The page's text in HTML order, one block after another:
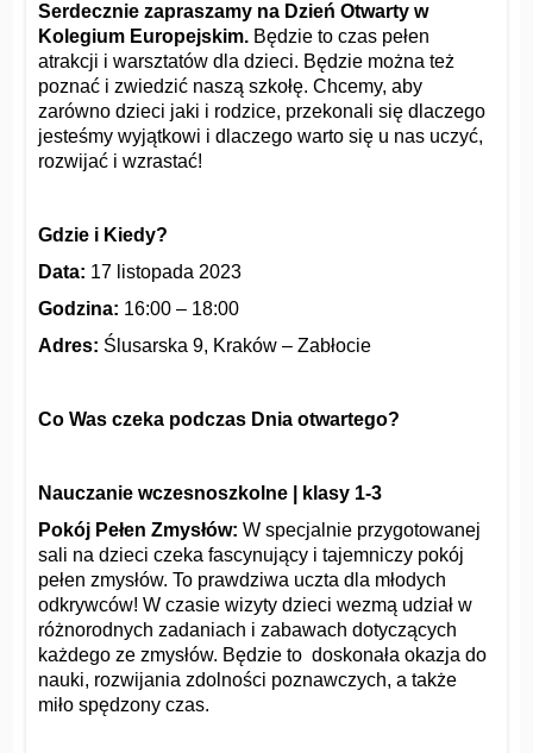
Serdecznie zapraszamy na Dzień Otwarty w
Kolegium Europejskim. Będzie to czas pełen
atrakcji i warsztatów dla dzieci. Będzie można też
poznać i zwiedzić naszą szkołę. Chcemy, aby
zarówno dzieci jaki i rodzice, przekonali się dlaczego
jesteśmy wyjątkowi i dlaczego warto się u nas uczyć,
rozwijać i wzrastać!
Gdzie i Kiedy?
Data: 17 listopada 2023
Godzina: 16:00 – 18:00
Adres: Ślusarska 9, Kraków – Zabłocie
Co Was czeka podczas Dnia otwartego?
Nauczanie wczesnoszkolne | klasy 1-3
Pokój Pełen Zmysłów: W specjalnie przygotowanej
sali na dzieci czeka fascynujący i tajemniczy pokój
pełen zmysłów. To prawdziwa uczta dla młodych
odkrywców! W czasie wizyty dzieci wezmą udział w
różnorodnych zadaniach i zabawach dotyczących
każdego ze zmysłów. Będzie to doskonała okazja do
nauki, rozwijania zdolności poznawczych, a także
miło spędzony czas.